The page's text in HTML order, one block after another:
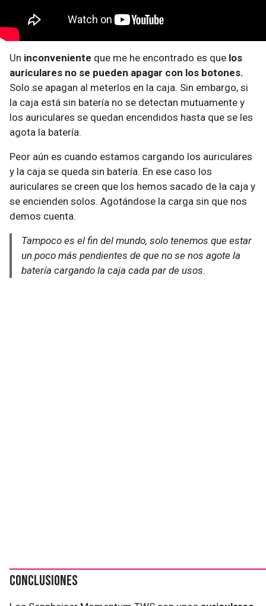
Un inconveniente que me he encontrado es que los
auriculares no se pueden apagar con los botones.
Solo se apagan al meterlos en la caja. Sin embargo, si
la caja está sin batería no se detectan mutuamente y
los auriculares se quedan encendidos hasta que se les
agota la batería.
Peor aún es cuando estamos cargando los auriculares
y la caja se queda sin batería. En ese caso los
auriculares se creen que los hemos sacado de la caja y
se encienden solos. Agotándose la carga sin que nos
demos cuenta.
Tampoco es el fin del mundo, solo tenemos que estar
un poco más pendientes de que no se nos agote la
batería cargando la caja cada par de usos.
Conclusiones